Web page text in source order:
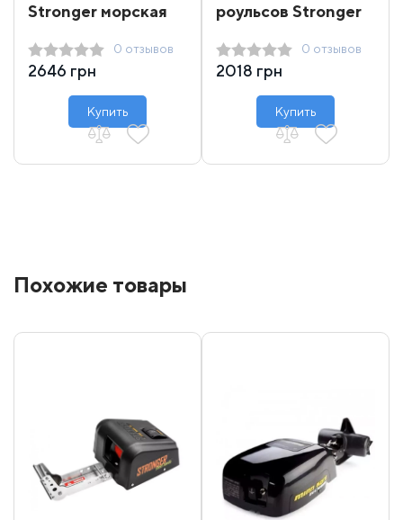
Stronger морская
0 отзывов
2646 грн
Купить
роульсов Stronger
установки лебедки
0 отзывов
2018 грн
Купить
Похожие товары